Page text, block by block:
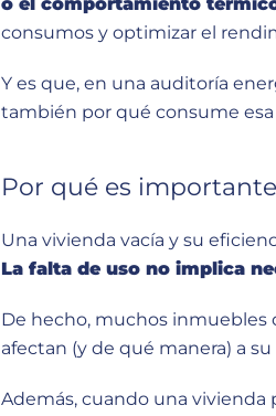
consumos y optimizar el
Y es que, en una auditoría
también por qué consume
Por qué es
Una vivienda vacía y su
La falta de uso no implica
De hecho, muchos inmuebles
afectan (y de qué manera) a
Además, cuando una